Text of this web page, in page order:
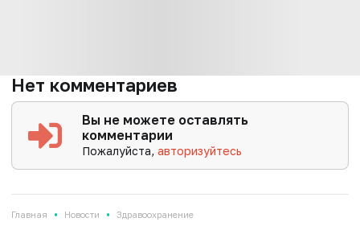
Нет комментариев
Вы не можете оставлять
комментарии
Пожалуйста,авторизуйтесь
Главная • Новости • Здравоохранение